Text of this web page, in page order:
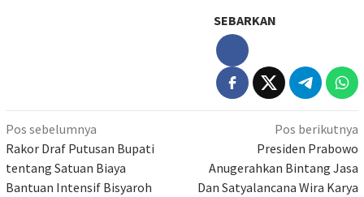
SEBARKAN
Navigasi
pos
Pos sebelumnya
Rakor Draf Putusan Bupati
tentang Satuan Biaya
Bantuan Intensif Bisyaroh
Pos berikutnya
Presiden Prabowo
Anugerahkan Bintang Jasa
Dan Satyalancana Wira Karya